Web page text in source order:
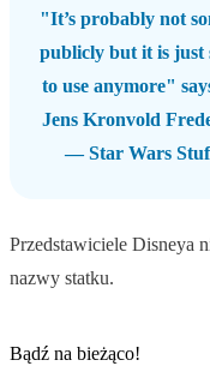
"It’s probably not
publicly but it is just
to use anymore"
Jens Kronvold
— Star Wars
Przedstawiciele Disneya
nazwy statku.
Bądź na bieżąco!